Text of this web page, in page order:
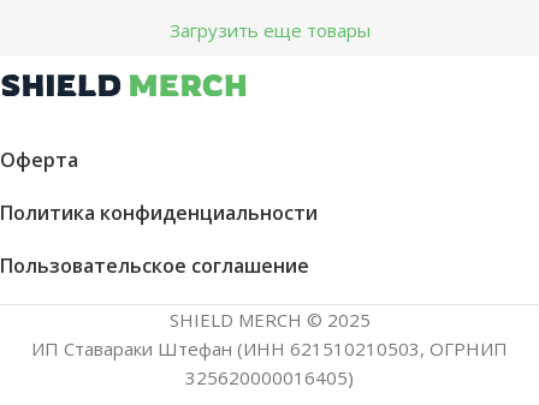
Загрузить еще товары
Оферта
Политика конфиденциальности
Пользовательское соглашение
SHIELD MERCH © 2025
ИП Ставараки Штефан (ИНН 621510210503, ОГРНИП
325620000016405)